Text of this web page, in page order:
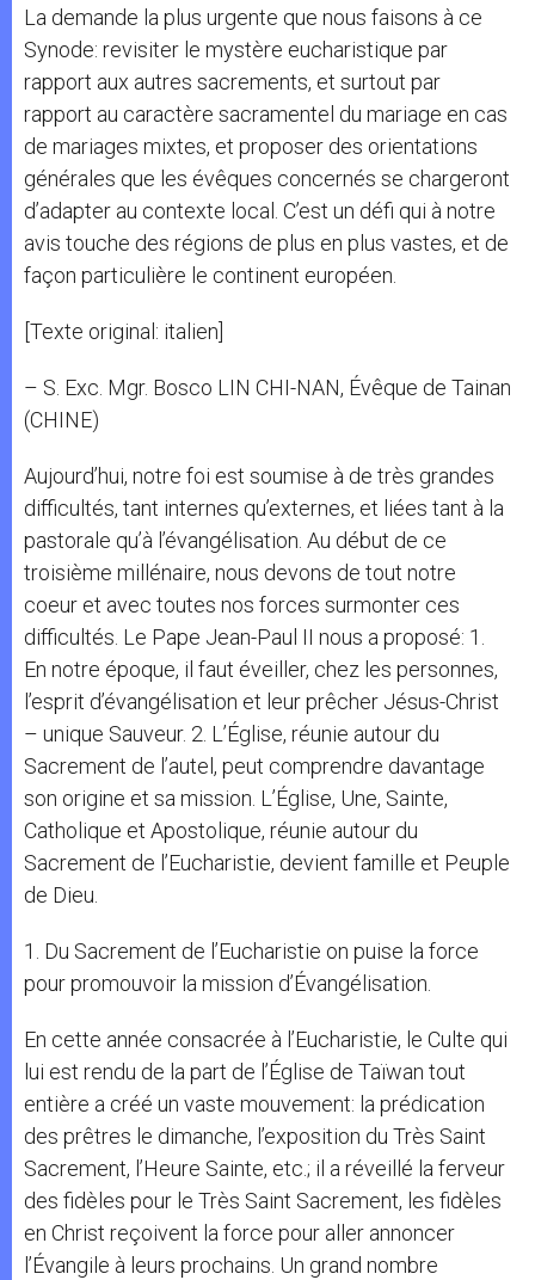
La demande la plus urgente que nous faisons à ce
Synode: revisiter le mystère eucharistique par
rapport aux autres sacrements, et surtout par
rapport au caractère sacramentel du mariage en cas
de mariages mixtes, et proposer des orientations
générales que les évêques concernés se chargeront
d’adapter au contexte local. C’est un défi qui à notre
avis touche des régions de plus en plus vastes, et de
façon particulière le continent européen.
[Texte original: italien]
– S. Exc. Mgr. Bosco LIN CHI-NAN, Évêque de Tainan
(CHINE)
Aujourd’hui, notre foi est soumise à de très grandes
difficultés, tant internes qu’externes, et liées tant à la
pastorale qu’à l’évangélisation. Au début de ce
troisième millénaire, nous devons de tout notre
coeur et avec toutes nos forces surmonter ces
difficultés. Le Pape Jean-Paul II nous a proposé: 1.
En notre époque, il faut éveiller, chez les personnes,
l’esprit d’évangélisation et leur prêcher Jésus-Christ
– unique Sauveur. 2. L’Église, réunie autour du
Sacrement de l’autel, peut comprendre davantage
son origine et sa mission. L’Église, Une, Sainte,
Catholique et Apostolique, réunie autour du
Sacrement de l’Eucharistie, devient famille et Peuple
de Dieu.
1. Du Sacrement de l’Eucharistie on puise la force
pour promouvoir la mission d’Évangélisation.
En cette année consacrée à l’Eucharistie, le Culte qui
lui est rendu de la part de l’Église de Taïwan tout
entière a créé un vaste mouvement: la prédication
des prêtres le dimanche, l’exposition du Très Saint
Sacrement, l’Heure Sainte, etc.; il a réveillé la ferveur
des fidèles pour le Très Saint Sacrement, les fidèles
en Christ reçoivent la force pour aller annoncer
l’Évangile à leurs prochains. Un grand nombre